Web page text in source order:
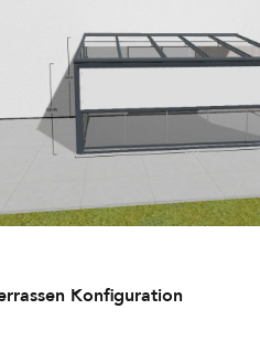
Konfiguration